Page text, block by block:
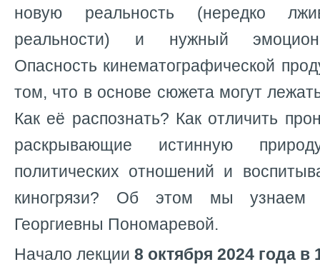
новую реальность (нередко
реальности) и нужный
Опасность кинематографической
том, что в основе сюжета могут
Как её распознать? Как отличить
раскрывающие истинную
политических отношений и
киногрязи? Об этом мы узнаем
Георгиевны Пономаревой.
Начало лекции 8 октября 2024 года в